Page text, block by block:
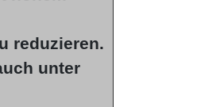
reduzieren.
unter